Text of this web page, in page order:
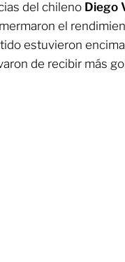
del chileno Diego
el
estuvieron
de recibir más